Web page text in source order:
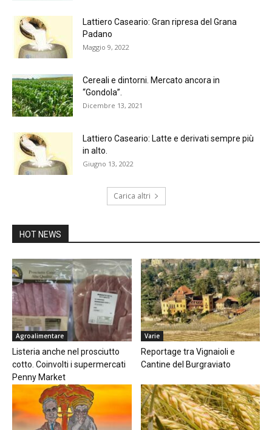
Lattiero Caseario: Gran ripresa del Grana
Padano
Maggio 9, 2022
Cereali e dintorni. Mercato ancora in
“Gondola”.
Dicembre 13, 2021
Lattiero Caseario: Latte e derivati sempre più
in alto.
Giugno 13, 2022
Carica altri
HOT NEWS
Agroalimentare
Listeria anche nel prosciutto
cotto. Coinvolti i supermercati
Penny Market
Varie
Reportage tra Vignaioli e
Cantine del Burgraviato